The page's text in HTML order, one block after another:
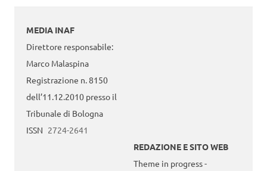
MEDIA INAF
Direttore responsabile:
Marco Malaspina
Registrazione n. 8150
dell’11.12.2010 presso il
Tribunale di Bologna
ISSN 2724-2641
REDAZIONE E SITO WEB
Theme in progress -